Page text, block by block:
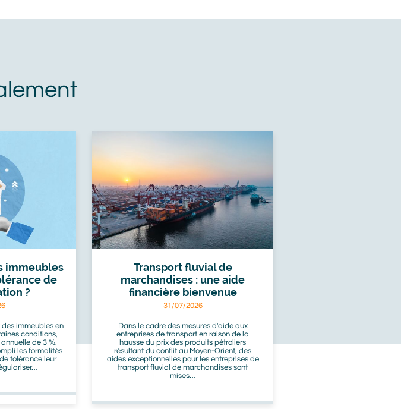
immeubles
de
?
immeubles en
conditions,
de 3 %.
les formalités
tolérance leur
Transport fluvial de
marchandises : une aide
financière bienvenue
31/07/2026
Dans le cadre des mesures d'aide aux
entreprises de transport en raison de la
hausse du prix des produits pétroliers
résultant du conflit au Moyen-Orient, des
aides exceptionnelles pour les entreprises de
transport fluvial de marchandises sont
mises…